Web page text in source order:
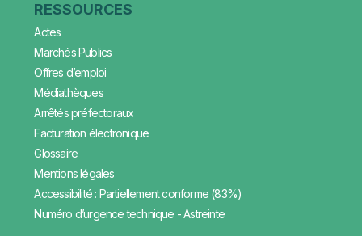
RESSOURCES
Actes
Marchés Publics
Offres d’emploi
Médiathèques
Arrêtés préfectoraux
Facturation électronique
Glossaire
Mentions légales
Accessibilité : Partiellement conforme (83%)
Numéro d’urgence technique - Astreinte